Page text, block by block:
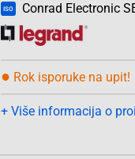
ISO Conrad Electronic
● Rok isporuke na upit!
+ Više informacija o